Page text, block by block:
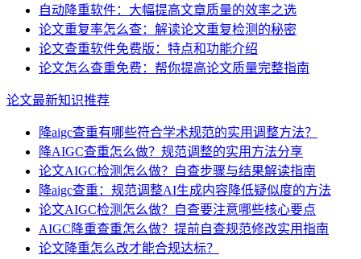
自动降重软件：大幅提高文章质量的效率之选
论文重复率怎么查：解读论文重复检测的秘密
论文查重软件免费版：特点和功能介绍
论文怎么查重免费：帮你提高论文质量完整指南
论文最新知识推荐
降aigc查重有哪些符合学术规范的实用调整方法？
降AIGC查重怎么做？规范调整的实用方法分享
论文AIGC检测怎么做？自查步骤与结果解读指南
降aigc查重：规范调整AI生成内容降低疑似度的方法
论文AIGC检测怎么做？自查要注意哪些核心要点
AIGC降重查重怎么做？提前自查规范修改实用指南
论文降重怎么改才能合规达标？